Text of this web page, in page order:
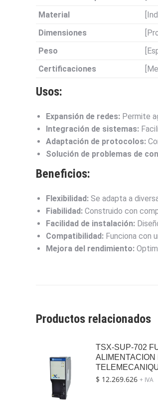
Material
Dimensiones
Peso
Certificaciones
Usos:
Expansión de redes: Permite
Integración de sistemas:
Adaptación de protocolos:
Solución de problemas de
Beneficios:
Flexibilidad: Se adapta a
Fiabilidad: Construido con
Facilidad de instalación:
Compatibilidad: Funciona con
Mejora del rendimiento:
Productos relacionados
TSX-SUP-702
ALIMENTACION
$ 12.269.626 + IVA